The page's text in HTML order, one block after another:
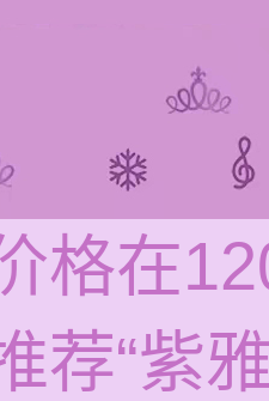
格在
荐“紫